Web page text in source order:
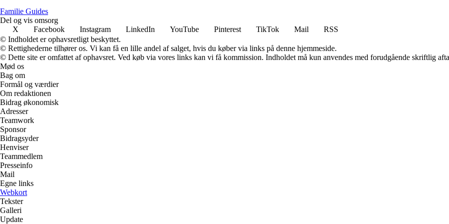
Familie Guides
Del og vis omsorg
X
Facebook Instagram LinkedIn YouTube Pinterest TikTok Mail
RSS
© Indholdet er ophavsretligt beskyttet.
© Rettighederne tilhører os. Vi kan få en lille andel af salget, hvis du køber via links på denne hjemmeside.
© Dette site er omfattet af ophavsret. Ved køb via vores links kan vi få kommission. Indholdet må kun anvendes med forudgående skriftlig
Mød os
Bag om
Formål og værdier
Om redaktionen
Bidrag økonomisk
Adresser
Teamwork
Sponsor
Bidragsyder
Henviser
Teammedlem
Presseinfo
Mail
Egne links
Webkort
Tekster
Galleri
Update